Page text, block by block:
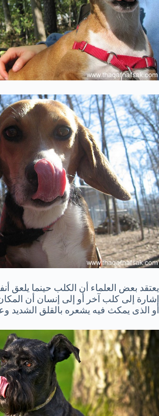
يعتقد بعض العلماء أن الكلب حينما يلعق
إشارة إلى كلب آخر أو إلى إنسان أن
أو الذى يمكث فيه يشعره بالقلق الشديد